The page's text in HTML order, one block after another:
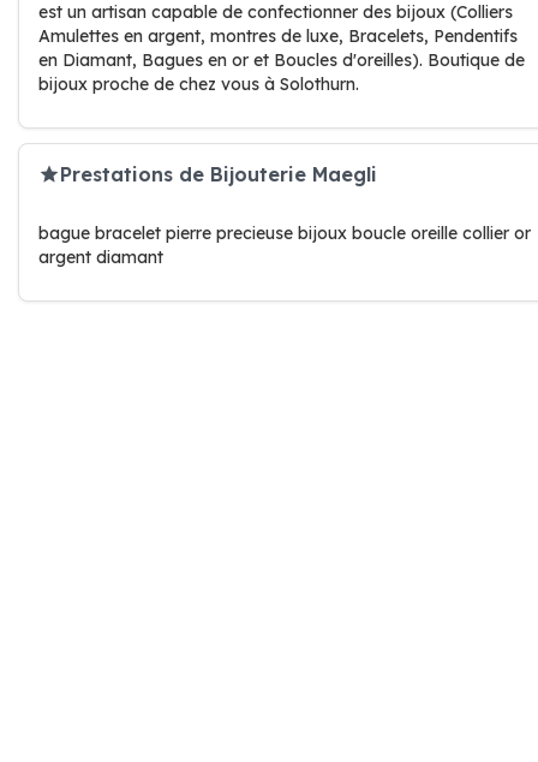
est un artisan capable de confectionner des bijoux (Colliers
Amulettes en argent, montres de luxe, Bracelets, Pendentifs
en Diamant, Bagues en or et Boucles d'oreilles). Boutique de
bijoux proche de chez vous à Solothurn.
Prestations de Bijouterie Maegli
bague bracelet pierre precieuse bijoux boucle oreille collier or
argent diamant